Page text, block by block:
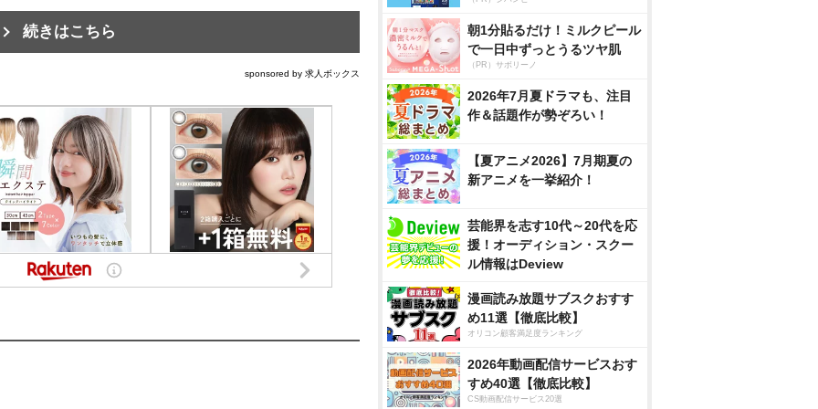
続きはこちら
sponsored by 求人ボックス
朝1分貼るだけ！ミルクピール
で一日中ずっとうるツヤ肌
（PR）サボリーノ
2026年7月夏ドラマも、注目
作＆話題作が勢ぞろい！
【夏アニメ2026】7月期夏の
新アニメを一挙紹介！
芸能界を志す10代～20代を応
援！オーディション・スクー
ル情報はDeview
漫画読み放題サブスクおすす
め11選【徹底比較】
オリコン顧客満足度ランキング
2026年動画配信サービスおす
すめ40選【徹底比較】
CS動画配信サービス20選